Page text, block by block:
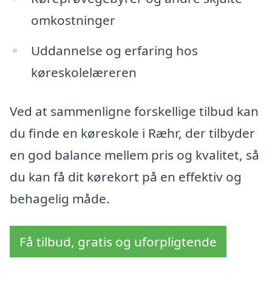
omkostninger
Uddannelse og erfaring hos
køreskolelæreren
Ved at sammenligne forskellige tilbud kan
du finde en køreskole i Ræhr, der tilbyder
en god balance mellem pris og kvalitet, så
du kan få dit kørekort på en effektiv og
behagelig måde.
Få tilbud, gratis og uforpligtende